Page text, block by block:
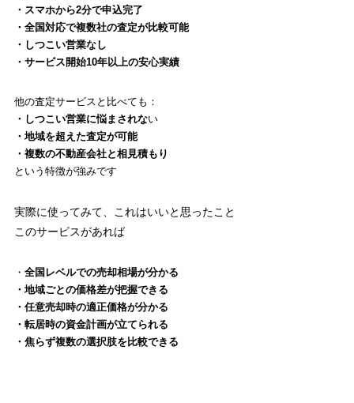
・スマホから2分で申込完了
・全国対応で複数社の査定が比較可能
・しつこい営業なし
・サービス開始10年以上の安心実績
他の査定サービスと比べても：
・しつこい営業に悩まされない
・地域を超えた査定が可能
・複数の不動産会社と相見積もり
という特徴が強みです
実際に使ってみて、これはいいと思ったこと
このサービスがあれば
・ 全国レベルでの売却相場が分かる
・地域ごとの価格差が把握できる
・任意売却時の適正価格が分かる
・転居時の資金計画が立てられる
・焦らず複数の選択肢を比較できる